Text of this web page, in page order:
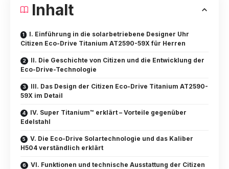
Inhalt
I. Einführung in die solarbetriebene Designer Uhr
Citizen Eco-Drive Titanium AT2590-59X für Herren
II. Die Geschichte von Citizen und die Entwicklung der
Eco-Drive-Technologie
III. Das Design der Citizen Eco-Drive Titanium AT2590-
59X im Detail
IV. Super Titanium™ erklärt – Vorteile gegenüber
Edelstahl
V. Die Eco-Drive Solartechnologie und das Kaliber
H504 verständlich erklärt
VI. Funktionen und technische Ausstattung der Citizen